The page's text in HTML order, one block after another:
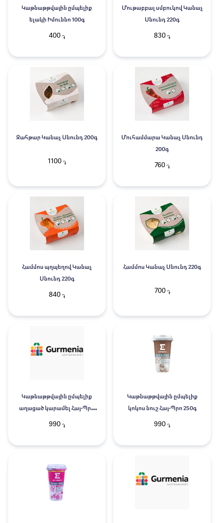
Կաթնաթթվային ըմպելիք
ելակի Իմուննո 100գ
400֏
Մութաբբալ սմբուկով Կանաչ
Սնունդ 220գ
830 ֏
Զահթար Կանաչ Սնունդ 200գ
1100֏
Մուհամմարա Կանաչ Սնունդ
200գ
760 ֏
Համմոս պղպեղով Կանաչ
Սնունդ 220գ
840֏
Համմոս Կանաչ Սնունդ 220գ
700֏
Կաթնաթթվային ըմպելիք
աղացած կարամել Հայ-Պրո
250գ
990֏
Կաթնաթթվային ըմպելիք
կոկոս նուշ Հայ-Պրո 250գ
990 ֏